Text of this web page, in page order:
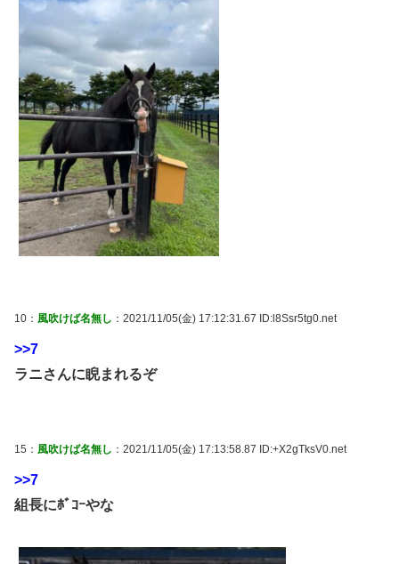
10： 風吹けば名無し ：2021/11/05(金) 17:12:31.67 ID:l8Ssr5tg0.net
>>7
ラニさんに睨まれるぞ
15： 風吹けば名無し ：2021/11/05(金) 17:13:58.87 ID:+X2gTksV0.net
>>7
組長にﾎﾞｺｰやな